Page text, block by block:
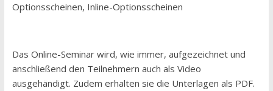
Optionsscheinen, Inline-Optionsscheinen
Das Online-Seminar wird, wie immer, aufgezeichnet und
anschließend den Teilnehmern auch als Video
ausgehändigt. Zudem erhalten sie die Unterlagen als PDF.